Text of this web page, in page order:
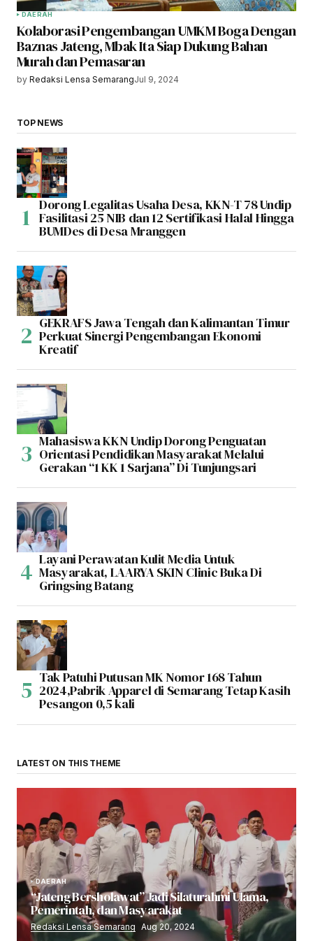
DAERAH
Kolaborasi Pengembangan UMKM Boga Dengan
Baznas Jateng, Mbak Ita Siap Dukung Bahan
Murah dan Pemasaran
by Redaksi Lensa SemarangJul 9, 2024
TOP NEWS
Dorong Legalitas Usaha Desa, KKN-T 78 Undip
Fasilitasi 25 NIB dan 12 Sertifikasi Halal Hingga
BUMDes di Desa Mranggen
GEKRAFS Jawa Tengah dan Kalimantan Timur
Perkuat Sinergi Pengembangan Ekonomi
Kreatif
Mahasiswa KKN Undip Dorong Penguatan
Orientasi Pendidikan Masyarakat Melalui
Gerakan “1 KK 1 Sarjana” Di Tunjungsari
Layani Perawatan Kulit Media Untuk
Masyarakat, LAARYA SKIN Clinic Buka Di
Gringsing Batang
Tak Patuhi Putusan MK Nomor 168 Tahun
2024,Pabrik Apparel di Semarang Tetap Kasih
Pesangon 0,5 kali
LATEST ON THIS THEME
DAERAH
“Jateng Bersholawat” Jadi Silaturahmi Ulama,
Pemerintah, dan Masyarakat
Redaksi Lensa Semarang Aug 20, 2024